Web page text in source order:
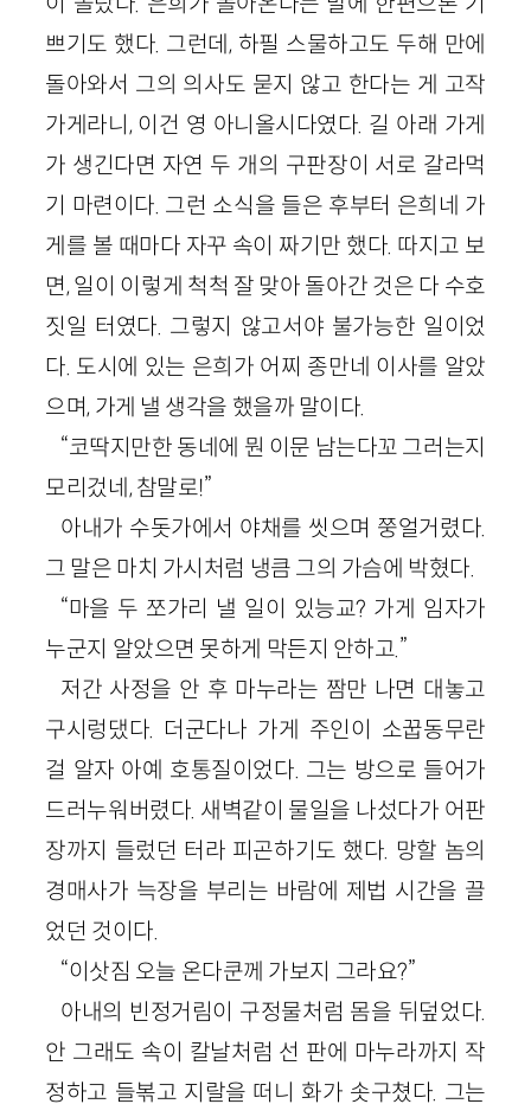
쁘기도 했다. 그런데, 하필 스물하고도 두해 만에
돌아와서 그의 의사도 묻지 않고 한다는 게 고작
가게라니, 이건 영 아니올시다였다. 길 아래 가게
가 생긴다면 자연 두 개의 구판장이 서로 갈라먹
기 마련이다. 그런 소식을 들은 후부터 은희네 가
게를 볼 때마다 자꾸 속이 짜기만 했다. 따지고 보
면, 일이 이렇게 척척 잘 맞아 돌아간 것은 다 수호
짓일 터였다. 그렇지 않고서야 불가능한 일이었
다. 도시에 있는 은희가 어찌 종만네 이사를 알았
으며, 가게 낼 생각을 했을까 말이다.
“코딱지만한 동네에 뭔 이문 남는다꼬 그러는지
모리겄네, 참말로!”
아내가 수돗가에서 야채를 씻으며 쭝얼거렸다.
그 말은 마치 가시처럼 냉큼 그의 가슴에 박혔다.
“마을 두 쪼가리 낼 일이 있능교? 가게 임자가
누군지 알았으면 못하게 막든지 안하고.”
저간 사정을 안 후 마누라는 짬만 나면 대놓고
구시렁댔다. 더군다나 가게 주인이 소꿉동무란
걸 알자 아예 호통질이었다. 그는 방으로 들어가
드러누워버렸다. 새벽같이 물일을 나섰다가 어판
장까지 들렀던 터라 피곤하기도 했다. 망할 놈의
경매사가 늑장을 부리는 바람에 제법 시간을 끌
었던 것이다.
“이삿짐 오늘 온다쿤께 가보지 그라요?”
아내의 빈정거림이 구정물처럼 몸을 뒤덮었다.
안 그래도 속이 칼날처럼 선 판에 마누라까지 작
정하고 들볶고 지랄을 떠니 화가 솟구쳤다. 그는